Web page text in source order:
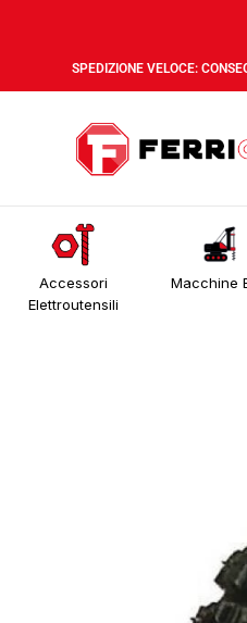
SPEDIZIONE VELOCE:
Accessori
Elettroutensili
Macchine